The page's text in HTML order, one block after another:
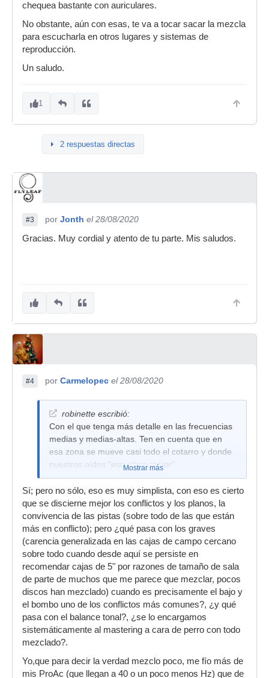
chequea bastante con auriculares.
No obstante, aún con esas, te va a tocar sacar la mezcla
para escucharla en otros lugares y sistemas de
reproducción.
Un saludo.
1
2 respuestas directas
#3 por Jonth el 28/08/2020
Gracias. Muy cordial y atento de tu parte. Mis saludos.
#4 por Carmelopec el 28/08/2020
robinette escribió:
Con el que tenga más detalle en las frecuencias
medias y medias-altas. Ten en cuenta que en
esa zona se mueve casi todo el cotarro y donde
nuestros oídos "escuchan mejor".
Mostrar más
Sí; pero no sólo, eso es muy simplista, con eso es cierto
que se discierne mejor los conflictos y los planos, la
convivencia de las pistas (sobre todo de las que están
más en conflicto); pero ¿qué pasa con los graves
(carencia generalizada en las cajas de campo cercano
sobre todo cuando desde aquí se persiste en
recomendar cajas de 5" por razones de tamaño de sala
de parte de muchos que me parece que mezclar, pocos
discos han mezclado) cuando es precisamente el bajo y
el bombo uno de los conflictos más comunes?, ¿y qué
pasa con el balance tonal?, ¿se lo encargamos
sistemáticamente al mastering a cara de perro con todo
mezclado?.
Yo,que para decir la verdad mezclo poco, me fío más de
mis ProAc (que llegan a 40 o un poco menos Hz) que de